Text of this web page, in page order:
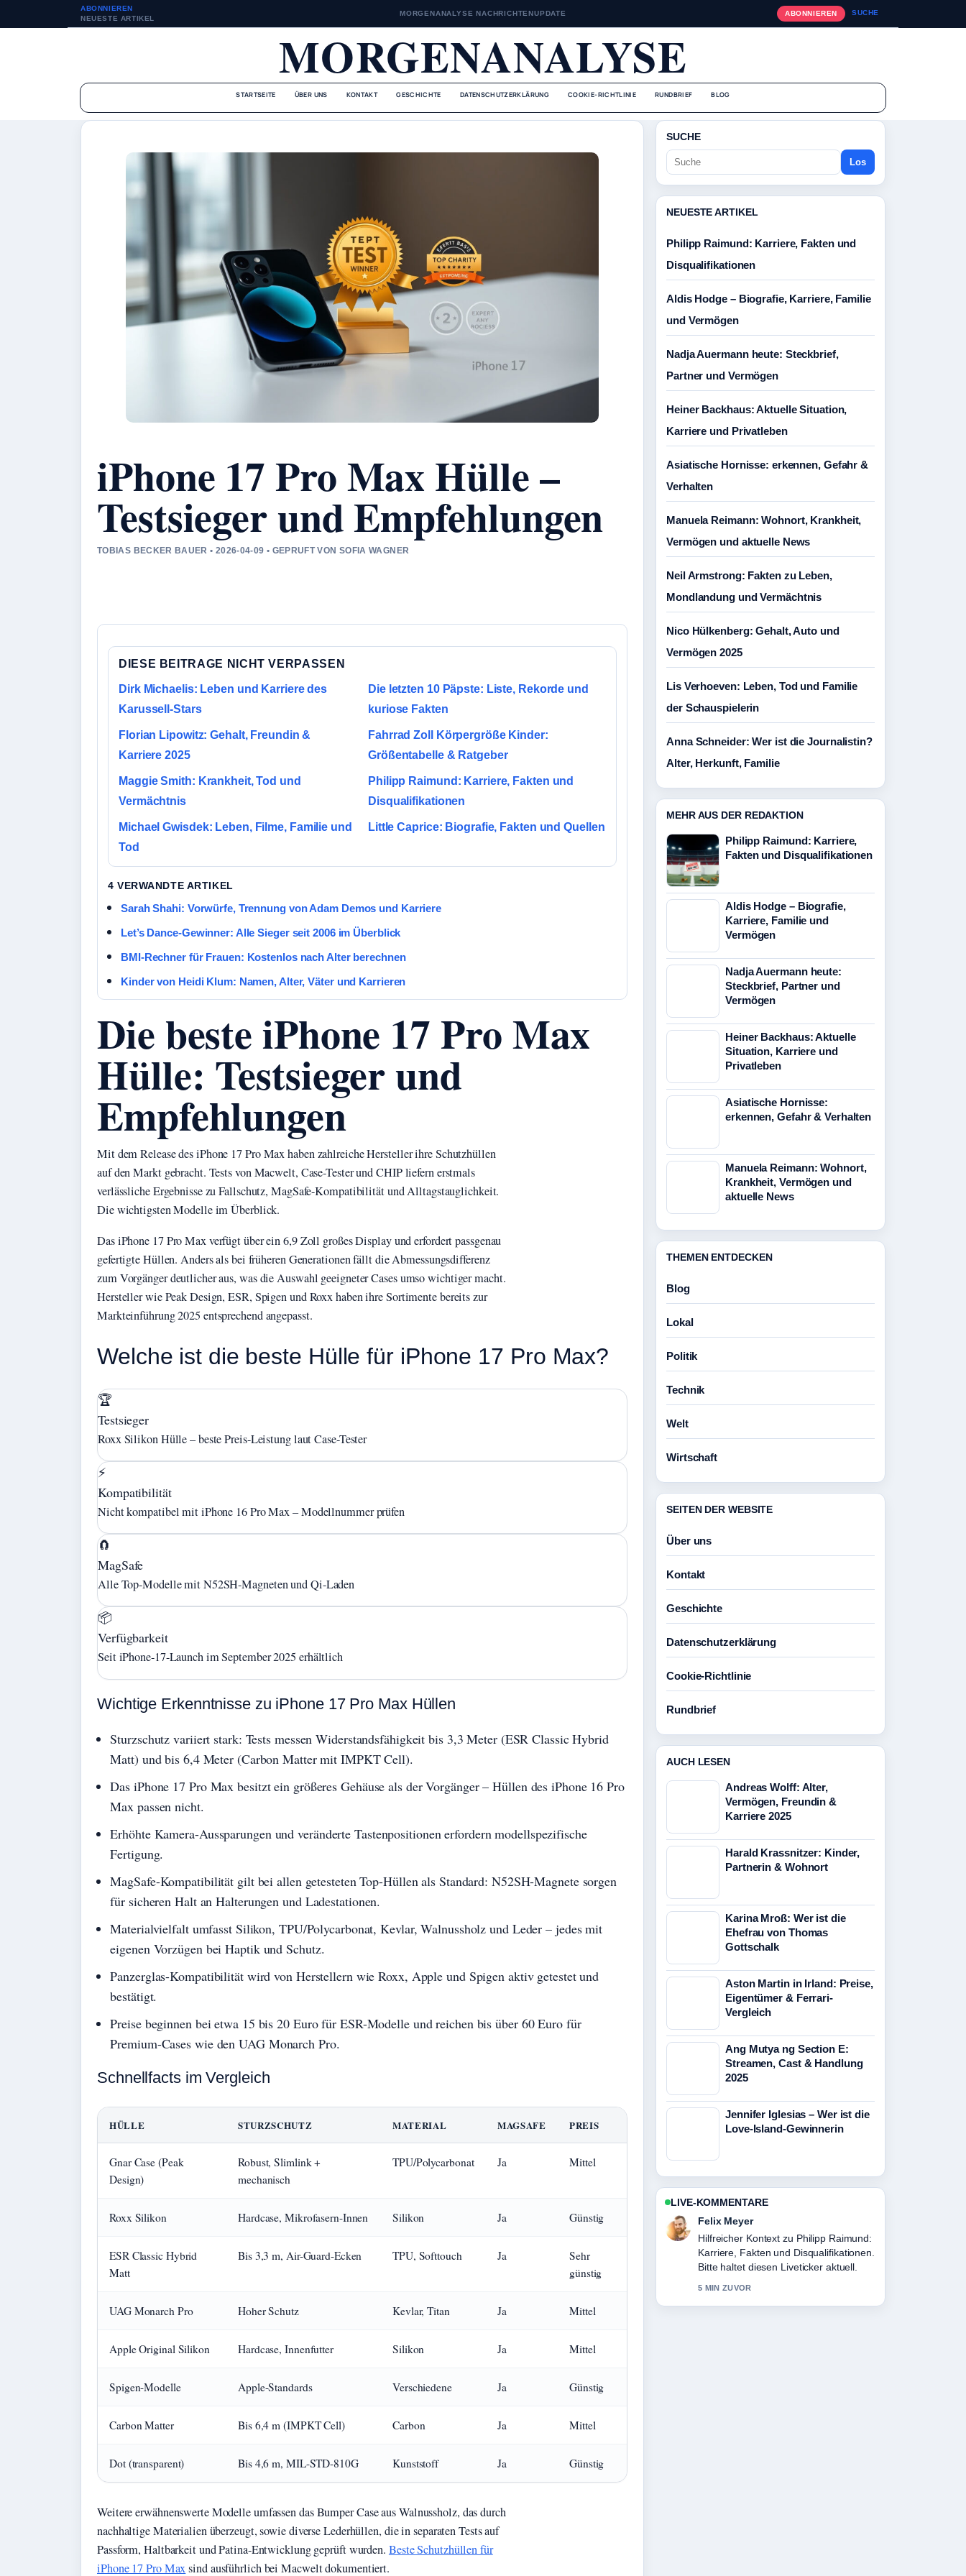
ABONNIEREN
NEUESTE ARTIKEL
MORGENANALYSE NACHRICHTENUPDATE ABONNIEREN SUCHE
MORGENANALYSE
STARTSEITE ÜBER UNS KONTAKT GESCHICHTE DATENSCHUTZERKLÄRUNG COOKIE-RICHTLINIE RUNDBRIEF BLOG
iPhone 17 Pro Max Hülle –
Testsieger und Empfehlungen
TOBIAS BECKER BAUER • 2026-04-09 • GEPRUFT VON SOFIA WAGNER
DIESE BEITRAGE NICHT VERPASSEN
Dirk Michaelis: Leben und Karriere des
Karussell-Stars
Die letzten 10 Päpste: Liste, Rekorde und
kuriose Fakten
Florian Lipowitz: Gehalt, Freundin &
Karriere 2025
Fahrrad Zoll Körpergröße Kinder:
Größentabelle & Ratgeber
Maggie Smith: Krankheit, Tod und
Vermächtnis
Philipp Raimund: Karriere, Fakten und
Disqualifikationen
Michael Gwisdek: Leben, Filme, Familie und
Tod
Little Caprice: Biografie, Fakten und Quellen
4 VERWANDTE ARTIKEL
Sarah Shahi: Vorwürfe, Trennung von Adam Demos und Karriere
Let’s Dance-Gewinner: Alle Sieger seit 2006 im Überblick
BMI-Rechner für Frauen: Kostenlos nach Alter berechnen
Kinder von Heidi Klum: Namen, Alter, Väter und Karrieren
Die beste iPhone 17 Pro Max
Hülle: Testsieger und
Empfehlungen
Mit dem Release des iPhone 17 Pro Max haben zahlreiche Hersteller ihre Schutzhüllen
auf den Markt gebracht. Tests von Macwelt, Case-Tester und CHIP liefern erstmals
verlässliche Ergebnisse zu Fallschutz, MagSafe-Kompatibilität und Alltagstauglichkeit.
Die wichtigsten Modelle im Überblick.
Das iPhone 17 Pro Max verfügt über ein 6,9 Zoll großes Display und erfordert passgenau
gefertigte Hüllen. Anders als bei früheren Generationen fällt die Abmessungsdifferenz
zum Vorgänger deutlicher aus, was die Auswahl geeigneter Cases umso wichtiger macht.
Hersteller wie Peak Design, ESR, Spigen und Roxx haben ihre Sortimente bereits zur
Markteinführung 2025 entsprechend angepasst.
Welche ist die beste Hülle für iPhone 17 Pro Max?
🏆
Testsieger
Roxx Silikon Hülle – beste Preis-Leistung laut Case-Tester
⚡
Kompatibilität
Nicht kompatibel mit iPhone 16 Pro Max – Modellnummer prüfen
🧲
MagSafe
Alle Top-Modelle mit N52SH-Magneten und Qi-Laden
📦
Verfügbarkeit
Seit iPhone-17-Launch im September 2025 erhältlich
Wichtige Erkenntnisse zu iPhone 17 Pro Max Hüllen
Sturzschutz variiert stark: Tests messen Widerstandsfähigkeit bis 3,3 Meter (ESR Classic Hybrid
Matt) und bis 6,4 Meter (Carbon Matter mit IMPKT Cell).
Das iPhone 17 Pro Max besitzt ein größeres Gehäuse als der Vorgänger – Hüllen des iPhone 16 Pro
Max passen nicht.
Erhöhte Kamera-Aussparungen und veränderte Tastenpositionen erfordern modellspezifische
Fertigung.
MagSafe-Kompatibilität gilt bei allen getesteten Top-Hüllen als Standard: N52SH-Magnete sorgen
für sicheren Halt an Halterungen und Ladestationen.
Materialvielfalt umfasst Silikon, TPU/Polycarbonat, Kevlar, Walnussholz und Leder – jedes mit
eigenen Vorzügen bei Haptik und Schutz.
Panzerglas-Kompatibilität wird von Herstellern wie Roxx, Apple und Spigen aktiv getestet und
bestätigt.
Preise beginnen bei etwa 15 bis 20 Euro für ESR-Modelle und reichen bis über 60 Euro für
Premium-Cases wie den UAG Monarch Pro.
Schnellfacts im Vergleich
HÜLLE STURZSCHUTZ MATERIAL MAGSAFE PREIS
Gnar Case (Peak
Design)
Robust, Slimlink +
mechanisch
TPU/Polycarbonat Ja Mittel
Roxx Silikon Hardcase, Mikrofasern-Innen Silikon Ja Günstig
ESR Classic Hybrid
Matt
Bis 3,3 m, Air-Guard-Ecken TPU, Softtouch Ja
Sehr
günstig
UAG Monarch Pro Hoher Schutz Kevlar, Titan Ja Mittel
Apple Original Silikon Hardcase, Innenfutter Silikon Ja Mittel
Spigen-Modelle Apple-Standards Verschiedene Ja Günstig
Carbon Matter Bis 6,4 m (IMPKT Cell) Carbon Ja Mittel
Dot (transparent) Bis 4,6 m, MIL-STD-810G Kunststoff Ja Günstig
Weitere erwähnenswerte Modelle umfassen das Bumper Case aus Walnussholz, das durch
nachhaltige Materialien überzeugt, sowie diverse Lederhüllen, die in separaten Tests auf
Passform, Haltbarkeit und Patina-Entwicklung geprüft wurden. Beste Schutzhüllen für
iPhone 17 Pro Maxsind ausführlich bei Macwelt dokumentiert.
SUCHE
Los
NEUESTE ARTIKEL
Philipp Raimund: Karriere, Fakten und
Disqualifikationen
Aldis Hodge – Biografie, Karriere, Familie
und Vermögen
Nadja Auermann heute: Steckbrief,
Partner und Vermögen
Heiner Backhaus: Aktuelle Situation,
Karriere und Privatleben
Asiatische Hornisse: erkennen, Gefahr &
Verhalten
Manuela Reimann: Wohnort, Krankheit,
Vermögen und aktuelle News
Neil Armstrong: Fakten zu Leben,
Mondlandung und Vermächtnis
Nico Hülkenberg: Gehalt, Auto und
Vermögen 2025
Lis Verhoeven: Leben, Tod und Familie
der Schauspielerin
Anna Schneider: Wer ist die Journalistin?
Alter, Herkunft, Familie
MEHR AUS DER REDAKTION
Philipp Raimund: Karriere,
Fakten und Disqualifikationen
Aldis Hodge – Biografie,
Karriere, Familie und
Vermögen
Nadja Auermann heute:
Steckbrief, Partner und
Vermögen
Heiner Backhaus: Aktuelle
Situation, Karriere und
Privatleben
Asiatische Hornisse:
erkennen, Gefahr & Verhalten
Manuela Reimann: Wohnort,
Krankheit, Vermögen und
aktuelle News
THEMEN ENTDECKEN
Blog
Lokal
Politik
Technik
Welt
Wirtschaft
SEITEN DER WEBSITE
Über uns
Kontakt
Geschichte
Datenschutzerklärung
Cookie-Richtlinie
Rundbrief
AUCH LESEN
Andreas Wolff: Alter,
Vermögen, Freundin &
Karriere 2025
Harald Krassnitzer: Kinder,
Partnerin & Wohnort
Karina Mroß: Wer ist die
Ehefrau von Thomas
Gottschalk
Aston Martin in Irland: Preise,
Eigentümer & Ferrari-
Vergleich
Ang Mutya ng Section E:
Streamen, Cast & Handlung
2025
Jennifer Iglesias – Wer ist die
Love-Island-Gewinnerin
LIVE-KOMMENTARE
Laura Becker
Die Berichterstattung zu Aldis Hodge –
Biografie, Karriere, Familie und... wirkt
solide und sehr gut nachvollziehbar.
7 MIN ZUVOR